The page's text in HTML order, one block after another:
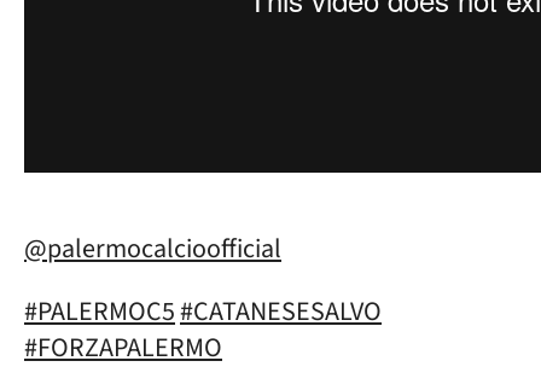
@palermocalcioofficial
#PALERMOC5#CATANESESALVO
#FORZAPALERMO